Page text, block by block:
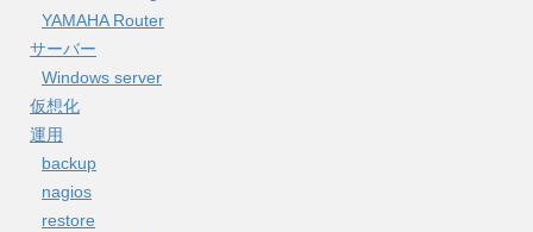
YAMAHA Router
サーバー
Windows server
仮想化
運用
backup
nagios
restore